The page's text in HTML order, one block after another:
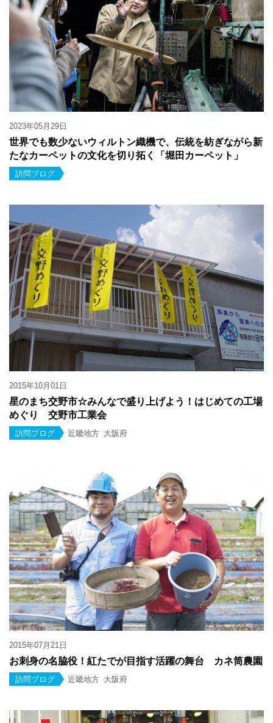
2023年05月29日
世界でも数少ないウィルトン織機で、伝統を紡ぎながら新
たなカーペットの文化を切り拓く「堀田カーペット」
訪問ブログ
2015年10月01日
星のまち交野市☆みんなで盛り上げよう！はじめての工場
めぐり 交野市工業会
訪問ブログ 近畿地方 大阪府
2015年07月21日
お刺身の名脇役！紅たでが目指す活躍の舞台 カネ筒農園
訪問ブログ 近畿地方 大阪府